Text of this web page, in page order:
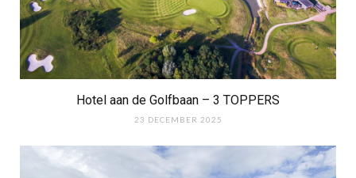
Hotel aan de Golfbaan – 3 TOPPERS
23 DECEMBER 2025